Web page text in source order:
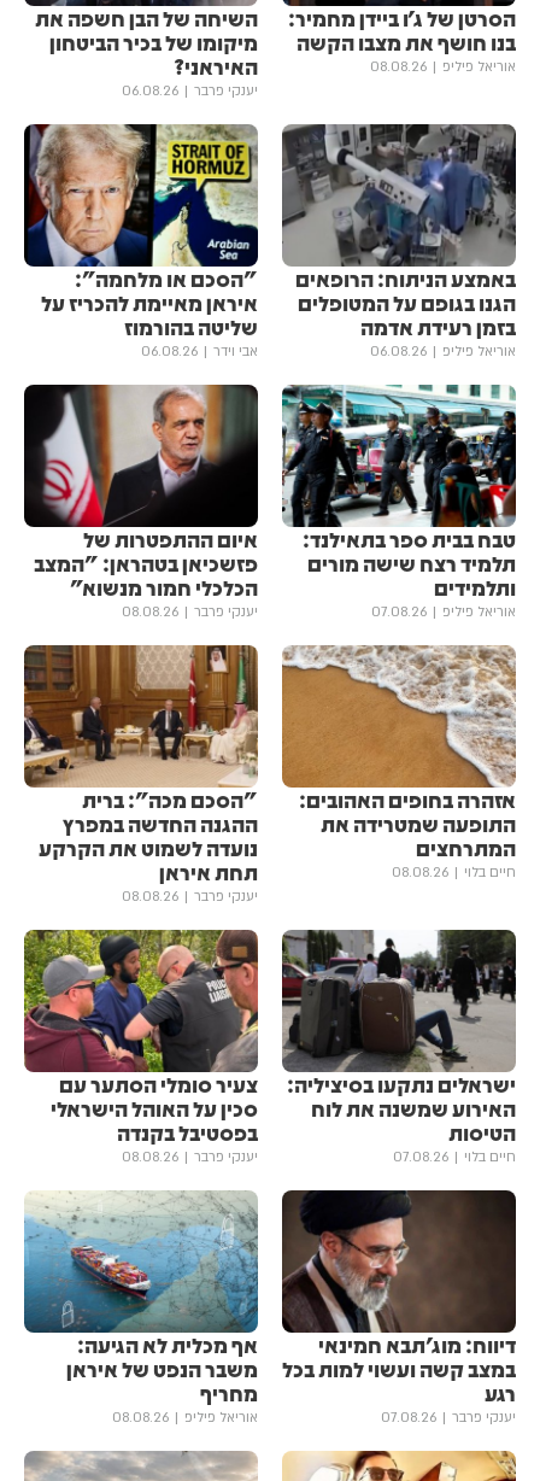
הסרטן של ג'ו ביידן מחמיר:
בנו חושף את מצבו הקשה
אוריאל פיליפ 08.08.26
השיחה של הבן חשפה את
מיקומו של בכיר הביטחון
האיראני?
יענקי פרבר 06.08.26
באמצע הניתוח: הרופאים
הגנו בגופם על המטופלים
בזמן רעידת אדמה
אוריאל פיליפ 06.08.26
"הסכם או מלחמה":
איראן מאיימת להכריז על
שליטה בהורמוז
אבי וידר 06.08.26
טבח בבית ספר בתאילנד:
תלמיד רצח שישה מורים
ותלמידים
אוריאל פיליפ 07.08.26
איום ההתפטרות של
פזשכיאן בטהראן: "המצב
הכלכלי חמור מנשוא"
יענקי פרבר 08.08.26
אזהרה בחופים האהובים:
התופעה שמטרידה את
המתרחצים
חיים בלוי 08.08.26
"הסכם מכה": ברית
ההגנה החדשה במפרץ
נועדה לשמוט את הקרקע
תחת איראן
יענקי פרבר 08.08.26
ישראלים נתקעו בסיציליה:
האירוע שמשנה את לוח
הטיסות
חיים בלוי 07.08.26
צעיר סומלי הסתער עם
סכין על האוהל הישראלי
בפסטיבל בקנדה
יענקי פרבר 08.08.26
דיווח: מוג'תבא חמינאי
במצב קשה ועשוי למות בכל
רגע
יענקי פרבר 07.08.26
אף מכלית לא הגיעה:
משבר הנפט של איראן
מחריף
אוריאל פיליפ 08.08.26